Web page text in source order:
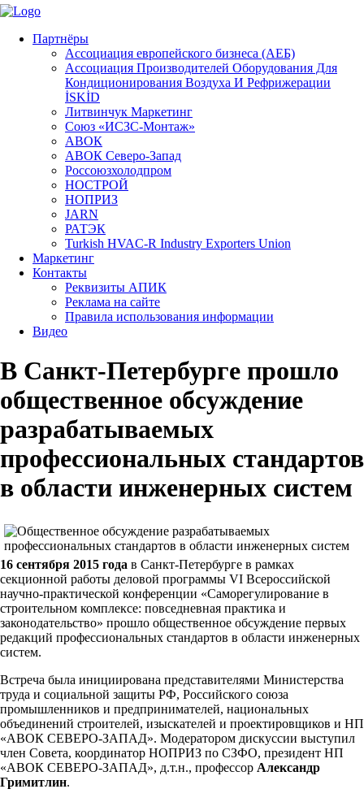
Партнёры
Ассоциация европейского бизнеса (АЕБ)
Aссоциация Производителей Оборудования Для
Кондиционирования Воздуха И Рефрижерации
İSKİD
Литвинчук Маркетинг
Союз «ИСЗС-Монтаж»
АВОК
АВОК Северо-Запад
Россоюзхолодпром
НОСТРОЙ
НОПРИЗ
JARN
РАТЭК
Turkish HVAC-R Industry Exporters Union
Маркетинг
Контакты
Реквизиты АПИК
Реклама на сайте
Правила использования информации
Видео
В Санкт-Петербурге прошло
общественное обсуждение
разрабатываемых
профессиональных стандартов
в области инженерных систем
16 сентября 2015 года в Санкт-Петербурге в рамках
секционной работы деловой программы VI Всероссийской
научно-практической конференции «Саморегулирование в
строительном комплексе: повседневная практика и
законодательство» прошло общественное обсуждение первых
редакций профессиональных стандартов в области инженерных
систем.
Встреча была инициирована представителями Министерства
труда и социальной защиты РФ, Российского союза
промышленников и предпринимателей, национальных
объединений строителей, изыскателей и проектировщиков и НП
«АВОК СЕВЕРО-ЗАПАД». Модератором дискуссии выступил
член Совета, координатор НОПРИЗ по СЗФО, президент НП
«АВОК СЕВЕРО-ЗАПАД», д.т.н., профессор Александр
Гримитлин.